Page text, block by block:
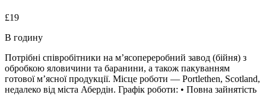
£19
В годину
Потрібні співробітники на м’ясопереробний завод (бійня) з
обробкою яловичини та баранини, а також пакуванням
готової м’ясної продукції. Місце роботи — Portlethen, Scotland,
недалеко від міста Абердін. Графік роботи: • Повна зайнятість